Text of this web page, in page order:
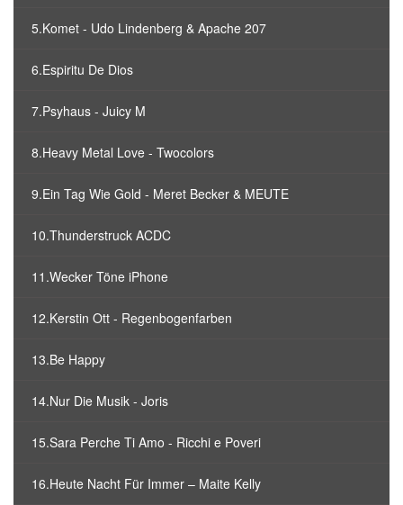
5.Komet - Udo Lindenberg & Apache 207
6.Espiritu De Dios
7.Psyhaus - Juicy M
8.Heavy Metal Love - Twocolors
9.Ein Tag Wie Gold - Meret Becker & MEUTE
10.Thunderstruck ACDC
11.Wecker Töne iPhone
12.Kerstin Ott - Regenbogenfarben
13.Be Happy
14.Nur Die Musik - Joris
15.Sara Perche Ti Amo - Ricchi e Poveri
16.Heute Nacht Für Immer – Maite Kelly